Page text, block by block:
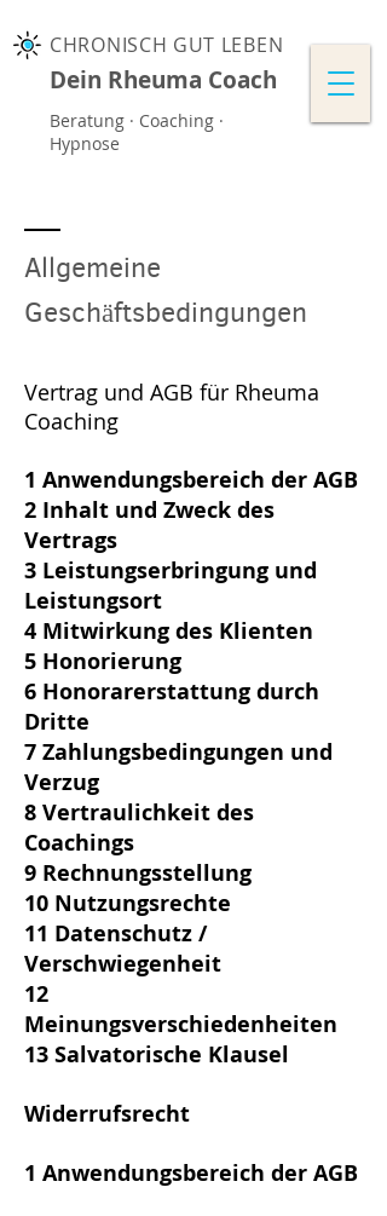
CHRONISCH GUT LEBEN
Dein Rheuma Coach
Beratung · Coaching ·
Hypnose
Allgemeine
Geschäftsbedingungen
Vertrag und AGB für Rheuma
Coaching
1 Anwendungsbereich der AGB
2 Inhalt und Zweck des
Vertrags
3 Leistungserbringung und
Leistungsort
4 Mitwirkung des Klienten
5 Honorierung
6 Honorarerstattung durch
Dritte
7 Zahlungsbedingungen und
Verzug
8 Vertraulichkeit des
Coachings
9 Rechnungsstellung
10 Nutzungsrechte
11 Datenschutz /
Verschwiegenheit
12
Meinungsverschiedenheiten
13 Salvatorische Klausel
Widerrufsrecht
1 Anwendungsbereich der AGB